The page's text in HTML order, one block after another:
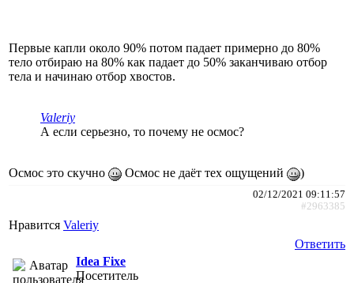
Первые капли около 90% потом падает примерно до 80%
тело отбираю на 80% как падает до 50% заканчиваю отбор
тела и начинаю отбор хвостов.
Valeriy
А если серьезно, то почему не осмос?
Осмос это скучно Осмос не даёт тех ощущений )
02/12/2021 09:11:57
#2963385
Нравится Valeriy
Ответить
Idea Fixe
Посетитель